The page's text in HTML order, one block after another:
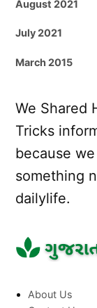
August 2021
July 2021
March 2015
We Shared
Tricks
because
something
dailylife.
About Us